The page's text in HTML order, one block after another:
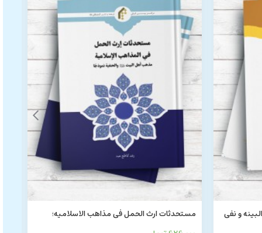
البینه و نفی
مستحدثات ارث الحمل فی مذاهب الاسلامیه؛
مذهب اهل البیت(ع) و الحنفیه نموذجا